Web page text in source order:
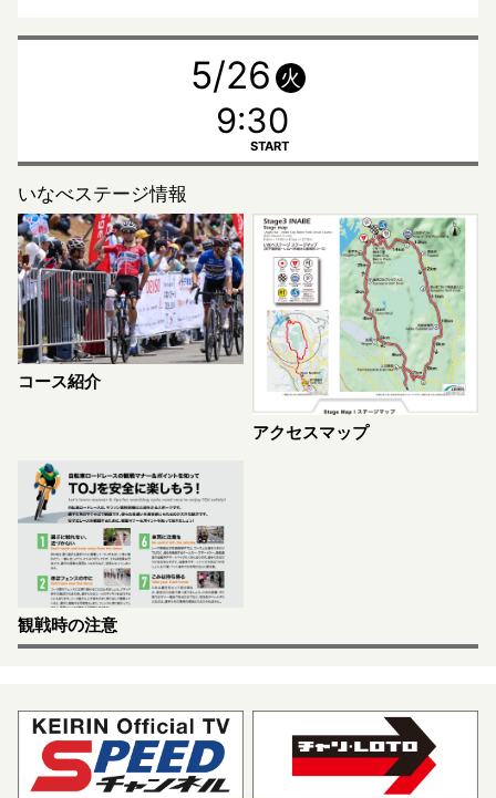
5/26 火
9:30
START
いなべステージ情報
コース紹介
アクセスマップ
観戦時の注意